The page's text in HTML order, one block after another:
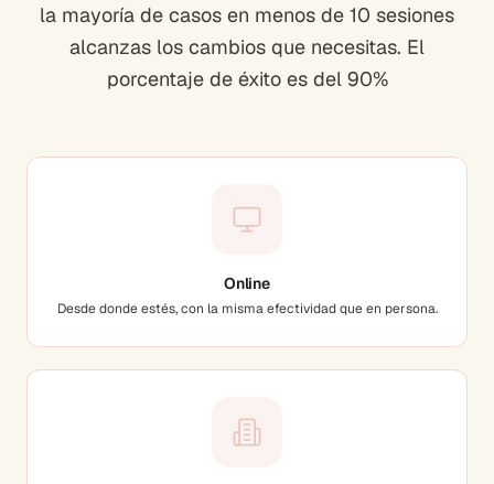
la mayoría de casos en menos de 10 sesiones
alcanzas los cambios que necesitas. El
porcentaje de éxito es del 90%
Online
Desde donde estés, con la misma efectividad que en persona.